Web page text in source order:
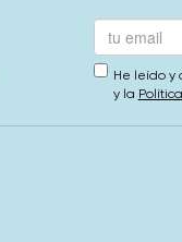
He leído y
y la